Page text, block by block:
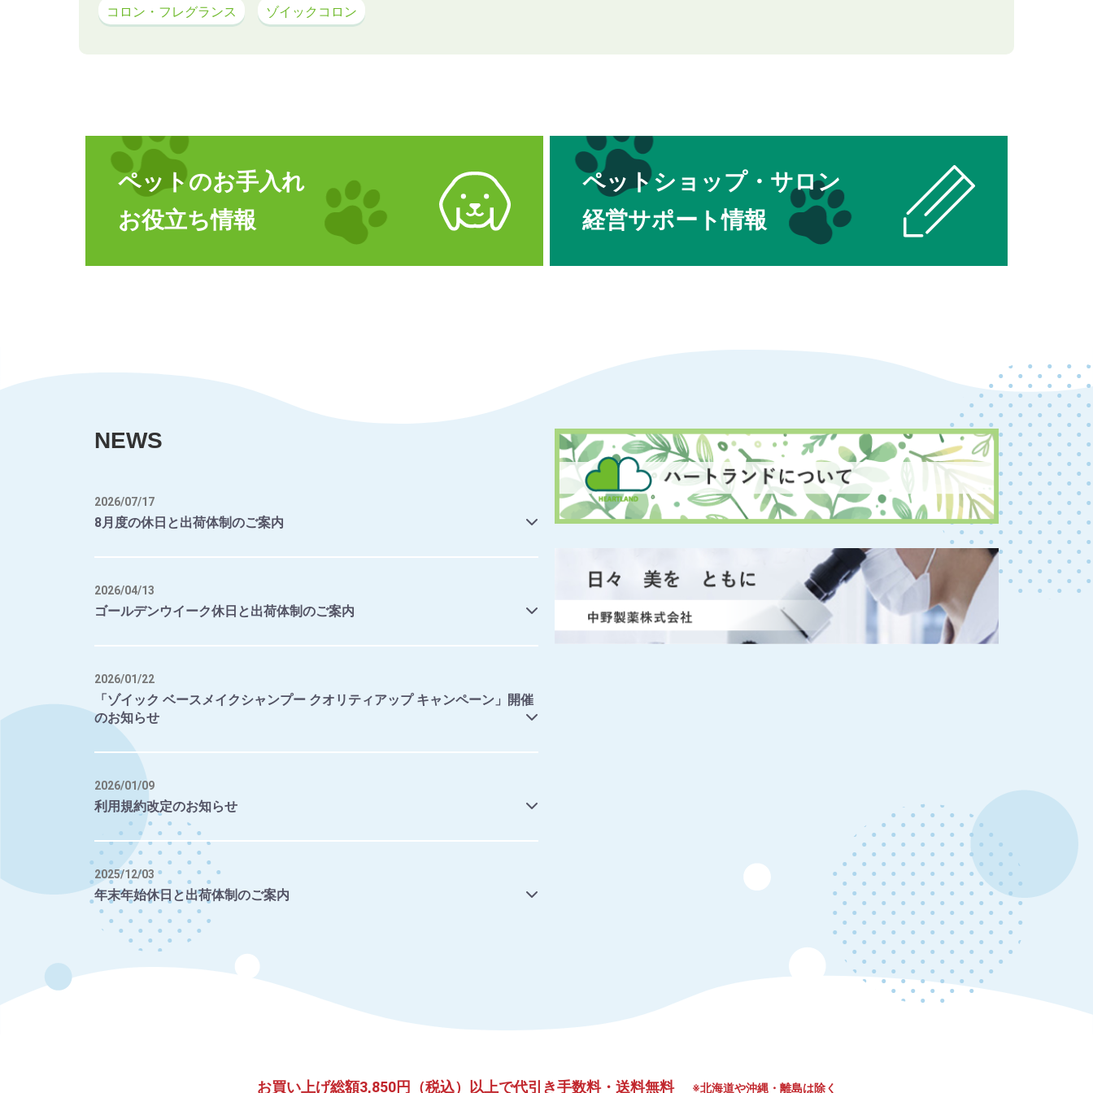
コロン・フレグランス ゾイックコロン
ペットのお手入れ
お役立ち情報
ペットショップ・サロン
経営サポート情報
NEWS
2026/07/17
8月度の休日と出荷体制のご案内
2026/04/13
ゴールデンウイーク休日と出荷体制のご案内
2026/01/22
「ゾイック ベースメイクシャンプー クオリティアップ キャンペーン」開催
のお知らせ
2026/01/09
利用規約改定のお知らせ
2025/12/03
年末年始休日と出荷体制のご案内
お買い上げ総額3,850円（税込）以上で代引き手数料・送料無料 ※北海道や沖縄・離島は除く